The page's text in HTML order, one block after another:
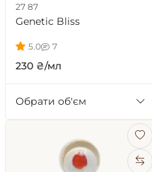
27 87
Genetic Bliss
5.0 7
230 ₴/мл
Обрати об'єм